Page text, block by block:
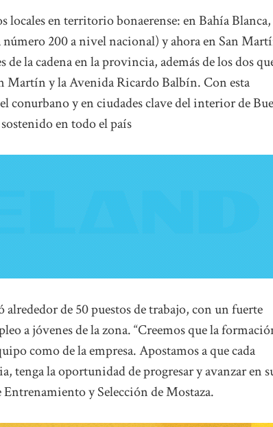
locales en territorio bonaerense: en Bahía Blanca,
200 a nivel nacional) y ahora en San
de la cadena en la provincia, además de los dos
Martín y la Avenida Ricardo Balbín. Con esta
conurbano y en ciudades clave del interior de
en todo el país
de 50 puestos de trabajo, con un fuerte
a jóvenes de la zona. “Creemos que la
como de la empresa. Apostamos a que cada
tenga la oportunidad de progresar y avanzar en
y Selección de Mostaza.